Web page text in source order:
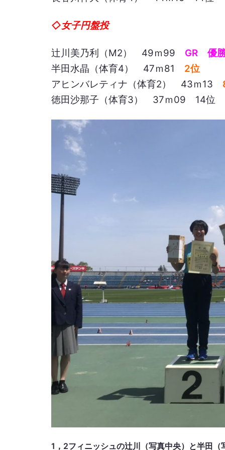
◇女子円盤投
辻川美乃利（M2） 49ｍ99 GR 優
半田水晶（体育4） 47ｍ81 2位
アヒンバレティナ（体育2） 43ｍ13
徳田沙那子（体育3） 37ｍ09 14位
1，2フィニッシュの辻川（写真中央）と半田（